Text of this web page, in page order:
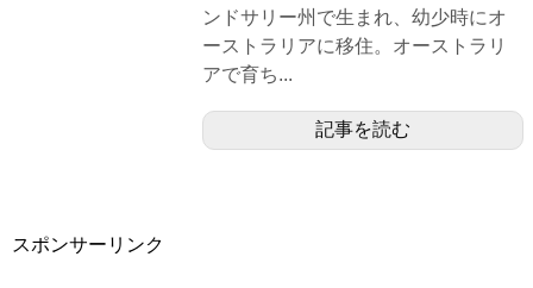
ンドサリー州で生まれ、幼少時にオ
ーストラリアに移住。オーストラリ
アで育ち...
記事を読む
スポンサーリンク